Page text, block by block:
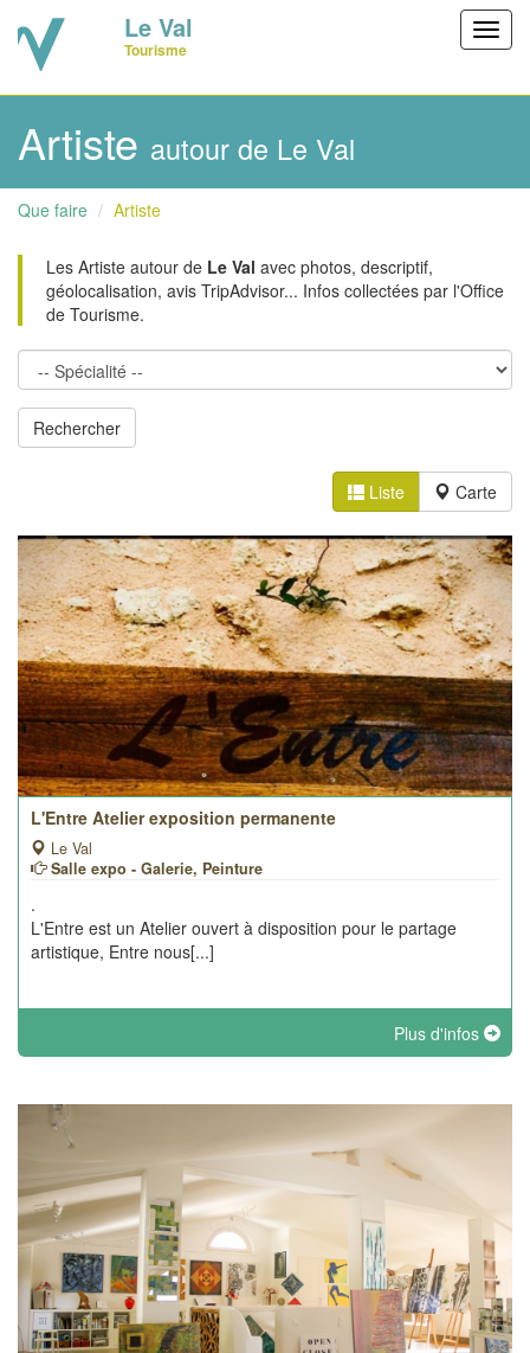
Le Val
Tourisme
Artiste autour de Le Val
Que faire Artiste
Les Artiste autour de Le Val avec photos, descriptif,
géolocalisation, avis TripAdvisor... Infos collectées par l'Office
de Tourisme.
Liste Carte
L'Entre Atelier exposition permanente
Le Val
Salle expo - Galerie, Peinture
.
L'Entre est un Atelier ouvert à disposition pour le partage
artistique, Entre nous[...]
Plus d'infos